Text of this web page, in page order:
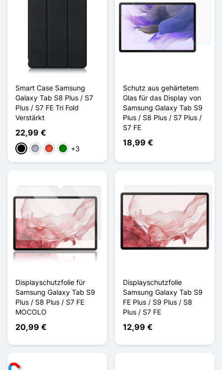
Smart Case Samsung
Galaxy Tab S8 Plus / S7
Plus / S7 FE Tri Fold
Verstärkt
22,99 €
Schwarz
GrauRot Grün+3
Schutz aus gehärtetem
Glas für das Display von
Samsung Galaxy Tab S9
Plus / S8 Plus / S7 Plus /
S7 FE
18,99 €
Displayschutzfolie für
Samsung Galaxy Tab S9
Plus / S8 Plus / S7 FE
MOCOLO
20,99 €
Displayschutzfolie
Samsung Galaxy Tab S9
FE Plus / S9 Plus / S8
Plus / S7 FE
12,99 €